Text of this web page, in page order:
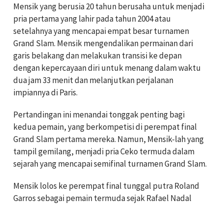
Mensik yang berusia 20 tahun berusaha untuk menjadi
pria pertama yang lahir pada tahun 2004 atau
setelahnya yang mencapai empat besar turnamen
Grand Slam. Mensik mengendalikan permainan dari
garis belakang dan melakukan transisi ke depan
dengan kepercayaan diri untuk menang dalam waktu
dua jam 33 menit dan melanjutkan perjalanan
impiannya di Paris.
Pertandingan ini menandai tonggak penting bagi
kedua pemain, yang berkompetisi di perempat final
Grand Slam pertama mereka. Namun, Mensik-lah yang
tampil gemilang, menjadi pria Ceko termuda dalam
sejarah yang mencapai semifinal turnamen Grand Slam.
Mensik lolos ke perempat final tunggal putra Roland
Garros sebagai pemain termuda sejak Rafael Nadal